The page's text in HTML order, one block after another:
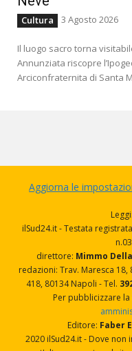
Cultura 3 Agosto 2026
Il luogo sacro torna
Annunziata riscopre
Arciconfraternita di Santa
Aggiorna le
Leggi:
ilSud24.it - Testata
direttore: Mimmo
redazioni: Trav. Maresca
418, 80134 Napoli - Tel.
Per pubblicizzare
Editore: Faber
2020 ilSud24.it - Dove